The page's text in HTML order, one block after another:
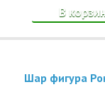
В
Шар фигура